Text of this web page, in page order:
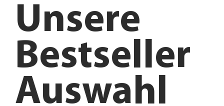
Bestseller
Auswahl
Unsere